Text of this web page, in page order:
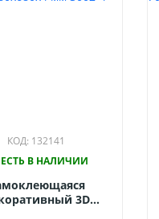
КОД: 132141
ЕСТЬ В НАЛИЧИИ
3D